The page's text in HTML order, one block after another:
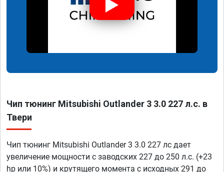
Чип тюнинг Mitsubishi Outlander 3 3.0 227 л.с. в
Твери
Чип тюнинг Mitsubishi Outlander 3 3.0 227 лс дает
увеличение мощности с заводских 227 до 250 л.с. (+23
hp или 10%) и крутящего момента с исходных 291 до